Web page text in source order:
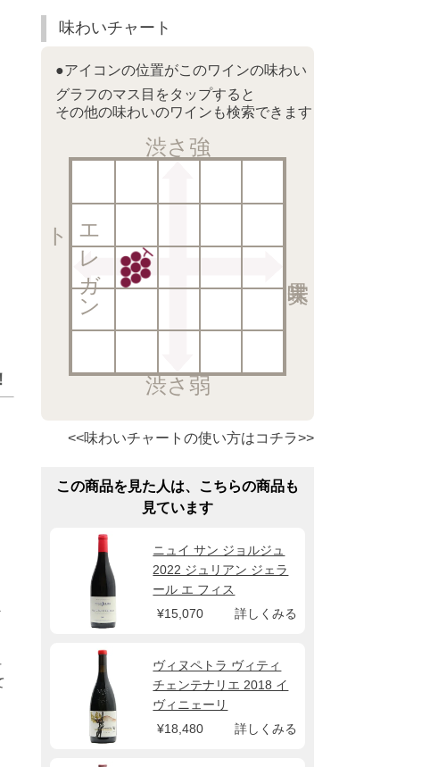
味わいチャート
●アイコンの位置がこのワインの味わい
グラフのマス目をタップすると
その他の味わいのワインも検索できます
渋さ強
渋さ弱
エ
レ
ガ
ン
ト
<<味わいチャートの使い方はコチラ>>
この商品を見た人は、こちらの商品も
見ています
ニュイ サン ジョルジュ
2022 ジュリアン ジェラ
ール エ フィス
¥15,070
詳しくみる
ヴィヌペトラ ヴィティ
チェンテナリエ 2018 イ
ヴィニェーリ
¥18,480
詳しくみる